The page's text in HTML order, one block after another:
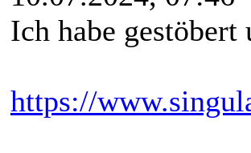
Ich habe
https://